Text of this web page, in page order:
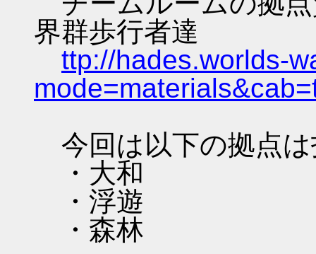
界群歩行者達
ttp://hades.worlds-
今回は以下の拠点
・大和
・浮遊
・森林